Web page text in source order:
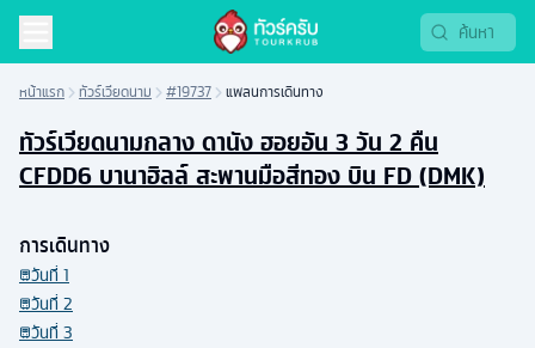
หน้าแรก ทัวร์เวียดนาม #19737 แพลนการเดินทาง
ทัวร์เวียดนามกลาง ดานัง ฮอยอัน 3 วัน 2 คืน
CFDD6 บานาฮิลล์ สะพานมือสีทอง บิน FD (DMK)
การเดินทาง
วันที่ 1
วันที่ 2
วันที่ 3